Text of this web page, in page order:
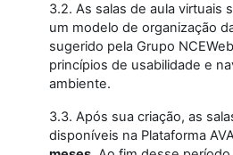
3.2. As salas de aula virtuais
um modelo de organização
sugerido pela Grupo
princípios de usabilidade e
ambiente.
3.3. Após sua criação, as
disponíveis na Plataforma